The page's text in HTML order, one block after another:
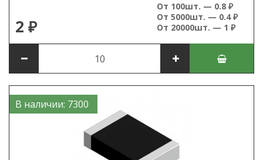
2 ₽
От 100шт. — 0.8 ₽
От 5000шт. — 0.4 ₽
От 20000шт. — 1 ₽
В наличии: 7300